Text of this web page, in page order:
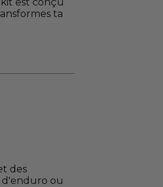
ta
des
d'enduro ou